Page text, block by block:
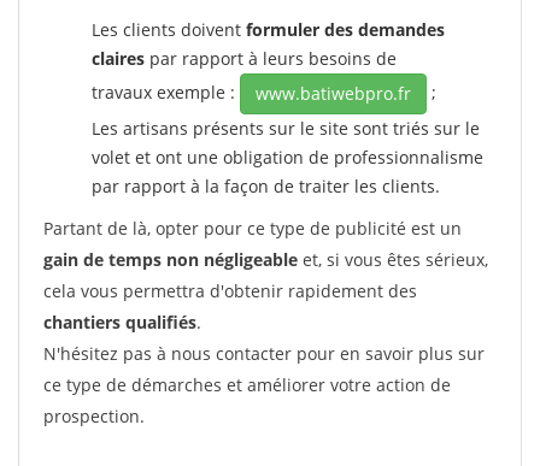
Les clients doivent formuler des demandes
claires par rapport à leurs besoins de
travaux exemple :
www.batiwebpro.fr
;
Les artisans présents sur le site sont triés sur le
volet et ont une obligation de professionnalisme
par rapport à la façon de traiter les clients.
Partant de là, opter pour ce type de publicité est un
gain de temps non négligeable et, si vous êtes sérieux,
cela vous permettra d'obtenir rapidement des
chantiers qualifiés.
N'hésitez pas à nous contacter pour en savoir plus sur
ce type de démarches et améliorer votre action de
prospection.